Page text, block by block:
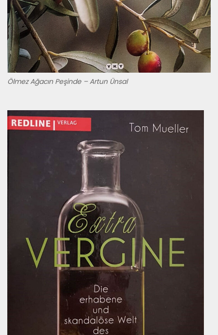
Ölmez Ağacın Peşinde – Artun Ünsal